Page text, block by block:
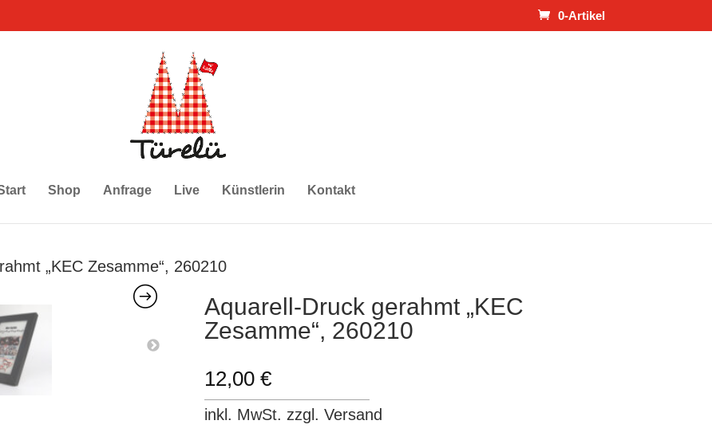
0-Artikel
Shop Anfrage Live Künstlerin Kontakt
„KEC Zesamme“, 260210
Aquarell-Druck gerahmt „KEC
Zesamme“, 260210
12,00€
inkl. MwSt. zzgl. Versand